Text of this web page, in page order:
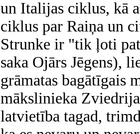
un Italijas ciklus, kā
ciklus par Raiņa un
Strunke ir "tik ļoti
saka Ojārs Jēgens),
grāmatas bagātīgais
mākslinieka
latvietība tagad,